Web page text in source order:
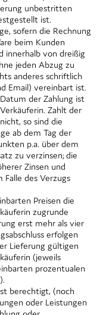
unbestritten
ist.
sofern die Rechnung
beim Kunden
innerhalb von dreißig
jeden Abzug zu
anderes schriftlich
Email) vereinbart ist.
der Zahlung ist
Zahlt der
so sind die
ab dem Tag der
p.a. über dem
zu verzinsen; die
Zinsen und
des Verzugs
Preisen die
zugrunde
erst mehr als vier
erfolgen
Lieferung gültigen
(jeweils
prozentualen
berechtigt, (noch
oder Leistungen